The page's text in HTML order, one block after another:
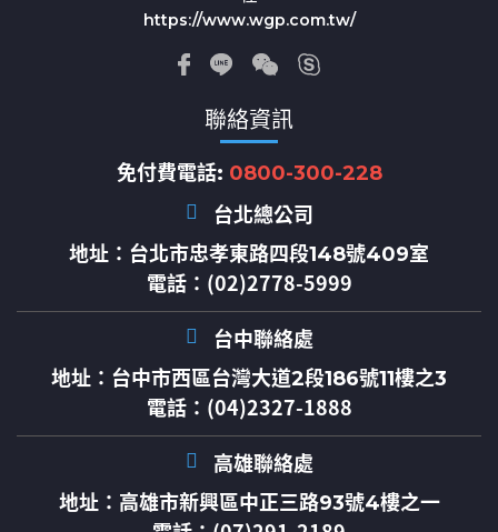
https://www.wgp.com.tw/
聯絡資訊
免付費電話: 0800-300-228
台北總公司
地址： 台北市忠孝東路四段148號409室
電話：(02)2778-5999
台中聯絡處
地址： 台中市西區台灣大道2段186號11樓之3
電話：(04)2327-1888
高雄聯絡處
地址： 高雄市新興區中正三路93號4樓之一